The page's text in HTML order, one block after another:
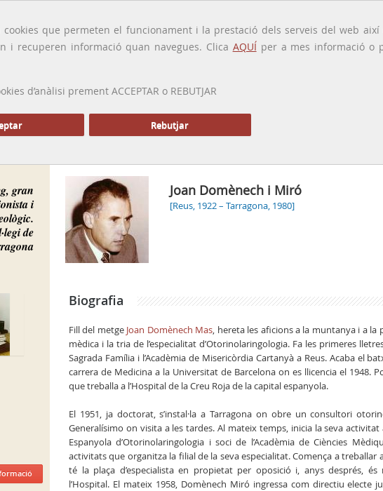
que permeten el funcionament i la prestació dels serveis del web
i recuperen informació quan navegues. Clica AQUÍper a mes informació o
d’anàlisi prement ACCEPTAR o REBUTJAR
Rebutjar
PRESENTACIÓ GALERIA
gran
i
de
Joan Domènech i Miró
[Reus, 1922 – Tarragona, 1980]
Biografia
Fill del metge Joan Domènech Mas, hereta les aficions a la muntanya i a la
mèdica i la tria de l’especialitat d’Otorinolaringologia. Fa les primeres
Sagrada Família i l’Acadèmia de Misericòrdia Cartanyà a Reus. Acaba el
carrera de Medicina a la Universitat de Barcelona on es llicencia el 1948.
que treballa a l’Hospital de la Creu Roja de la capital espanyola.
El 1951, ja doctorat, s’instal·la a Tarragona on obre un consultori
Generalísimo on visita a les tardes. Al mateix temps, inicia la seva
Espanyola d’Otorinolaringologia i soci de l’Acadèmia de Ciències
activitats que organitza la filial de la seva especialitat. Comença a treballar
té la plaça d’especialista en propietat per oposició i, anys després,
l’Hospital. El mateix 1958, Domènech Miró ingressa com directiu